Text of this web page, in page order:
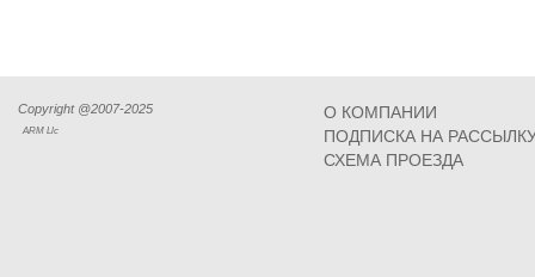
Copyright @2007-2025
ARM Llc
О КОМПАНИИ
ПОДПИСКА НА
СХЕМА ПРОЕЗДА